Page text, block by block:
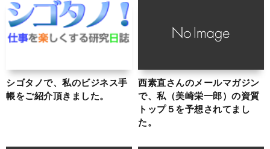
シゴタノで、私のビジネス手
帳をご紹介頂きました。
西素直さんのメールマガジン
で、私（美崎栄一郎）の資質
トップ５を予想されてまし
た。